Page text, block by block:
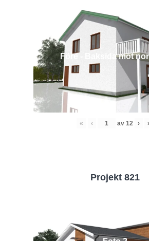
Före - Baksida mot
« ‹ av 12 ›
Projekt 821